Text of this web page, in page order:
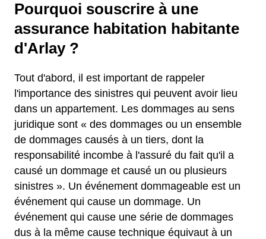
Pourquoi souscrire à une
assurance habitation habitante
d'Arlay ?
Tout d'abord, il est important de rappeler
l'importance des sinistres qui peuvent avoir lieu
dans un appartement. Les dommages au sens
juridique sont « des dommages ou un ensemble
de dommages causés à un tiers, dont la
responsabilité incombe à l'assuré du fait qu'il a
causé un dommage et causé un ou plusieurs
sinistres ». Un événement dommageable est un
événement qui cause un dommage. Un
événement qui cause une série de dommages
dus à la même cause technique équivaut à un